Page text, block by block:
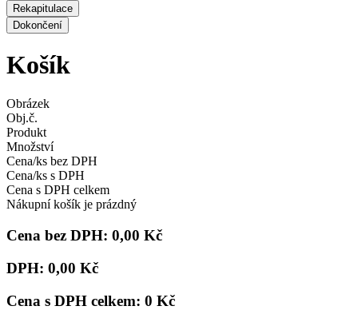
Rekapitulace
Dokončení
Košík
Obrázek
Obj.č.
Produkt
Množství
Cena/ks bez DPH
Cena/ks s DPH
Cena s DPH celkem
Nákupní košík je prázdný
Cena bez DPH: 0,00 Kč
DPH: 0,00 Kč
Cena s DPH celkem: 0 Kč